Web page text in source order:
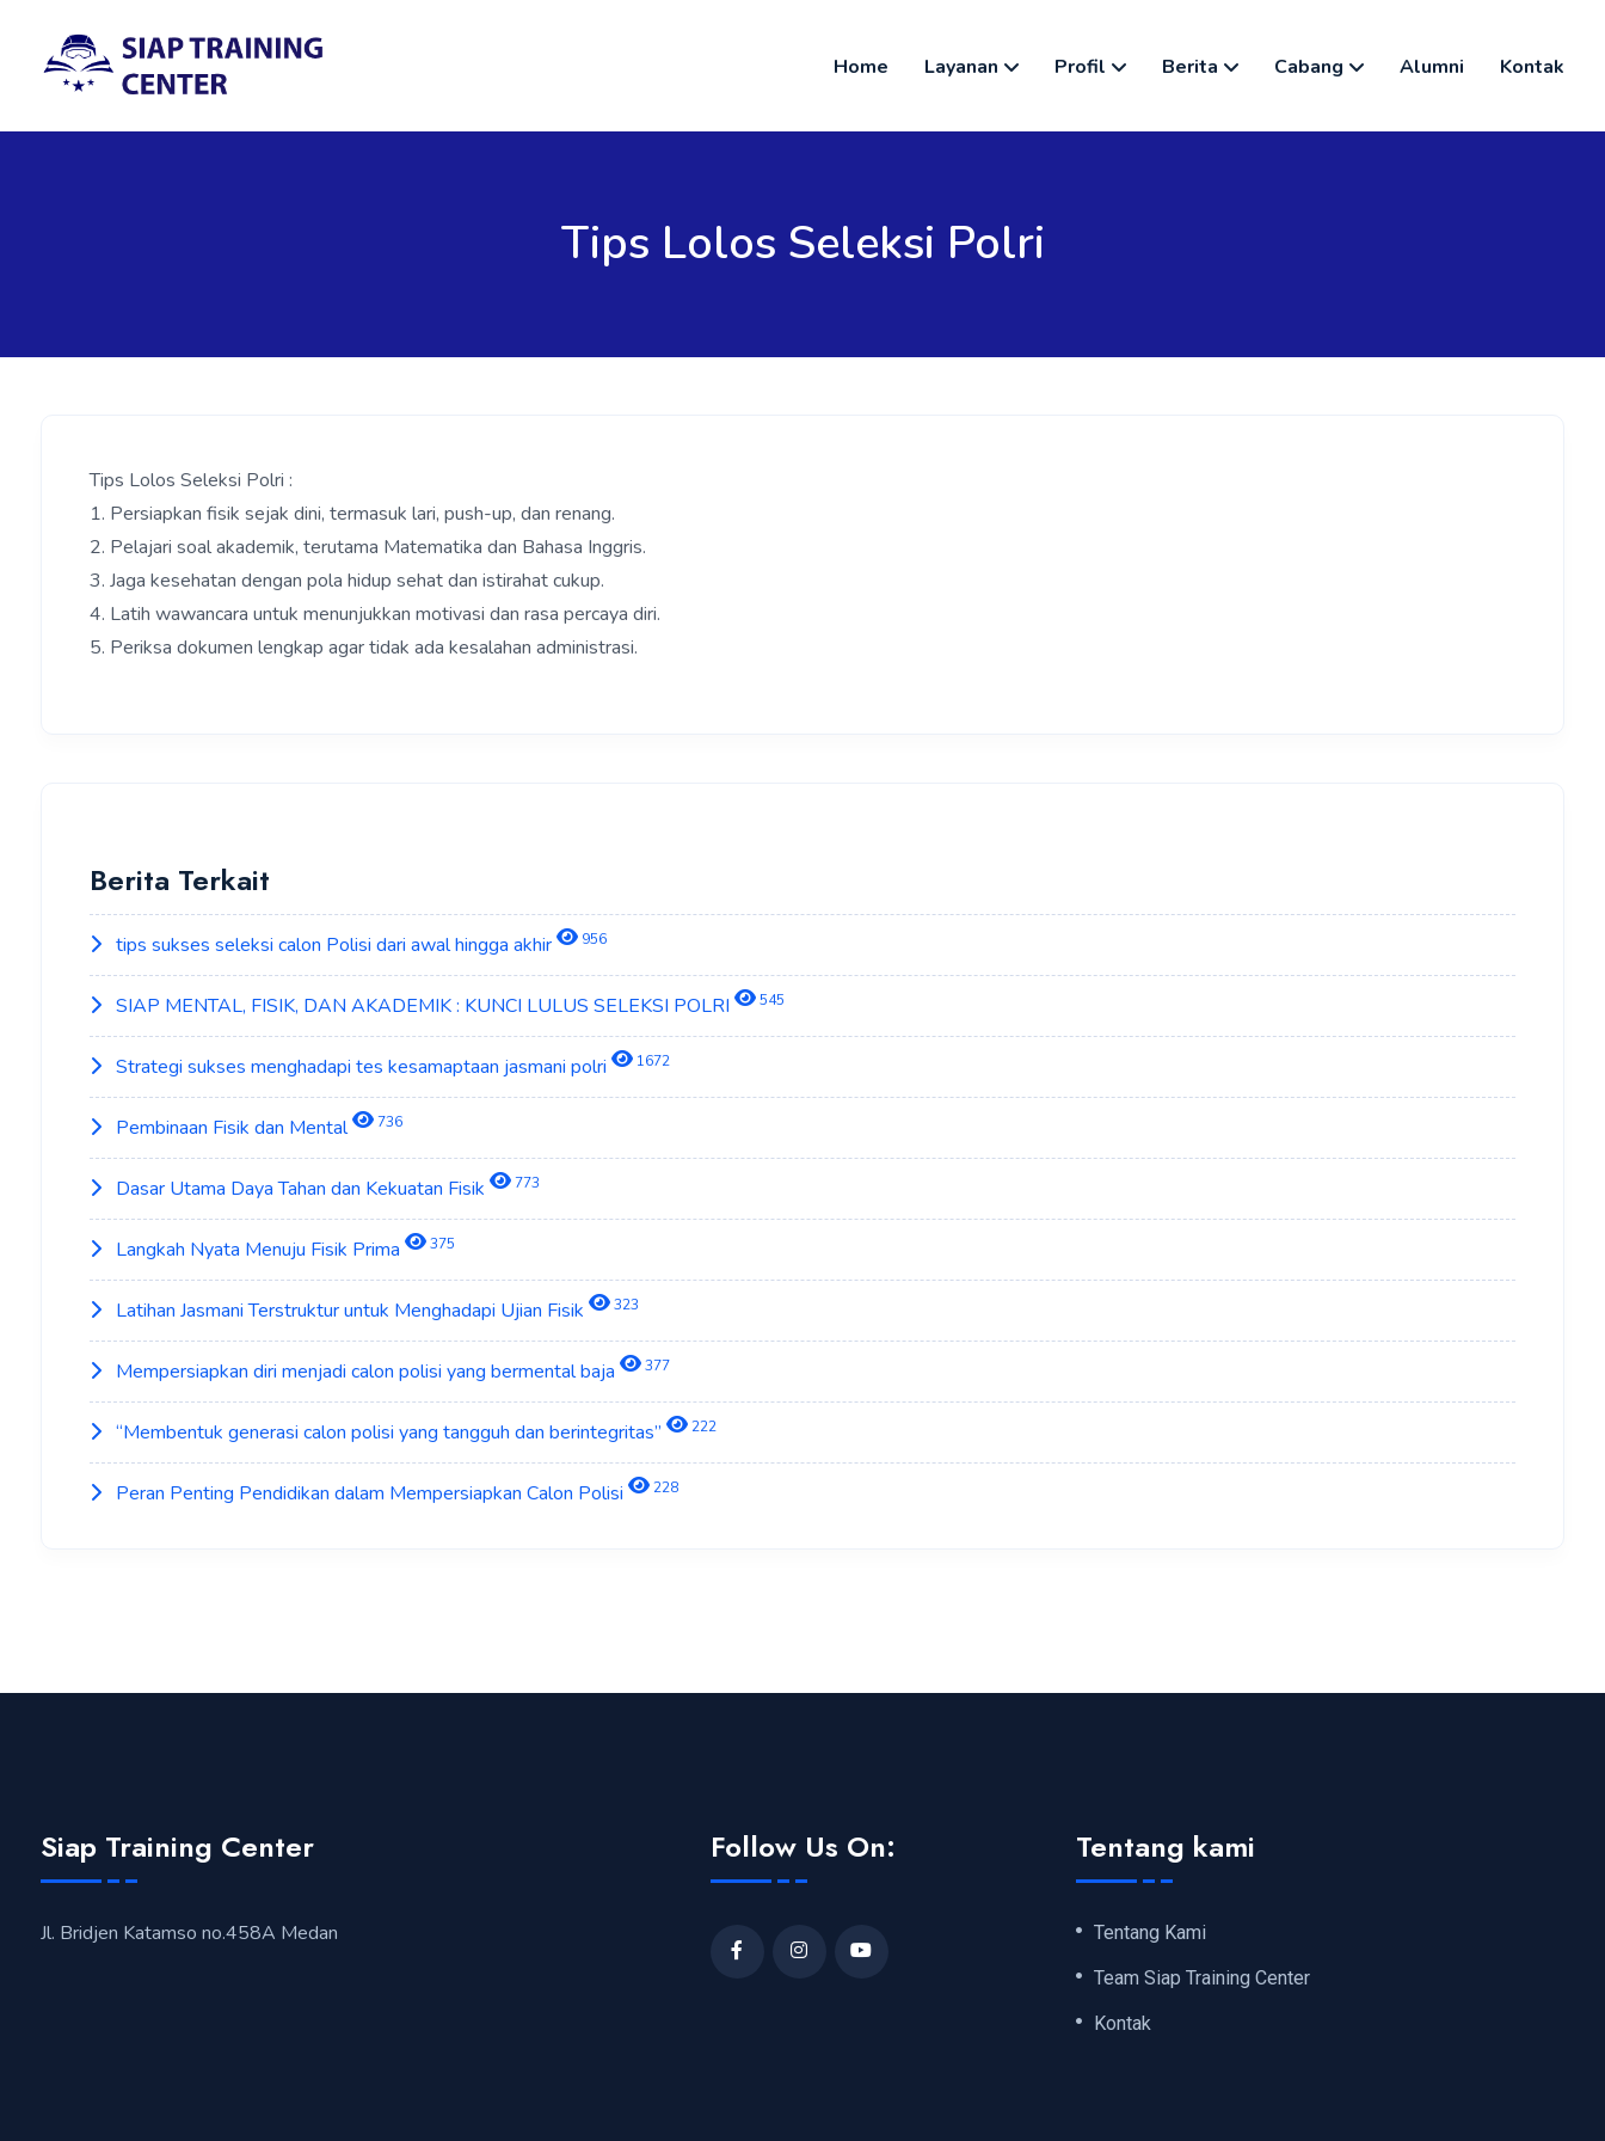
Home Layanan Profil Berita Cabang Alumni Kontak
Tips Lolos Seleksi Polri
Tips Lolos Seleksi Polri :
1. Persiapkan fisik sejak dini, termasuk lari, push-up, dan renang.
2. Pelajari soal akademik, terutama Matematika dan Bahasa Inggris.
3. Jaga kesehatan dengan pola hidup sehat dan istirahat cukup.
4. Latih wawancara untuk menunjukkan motivasi dan rasa percaya diri.
5. Periksa dokumen lengkap agar tidak ada kesalahan administrasi.
Berita Terkait
tips sukses seleksi calon Polisi dari awal hingga akhir 956
SIAP MENTAL, FISIK, DAN AKADEMIK : KUNCI LULUS SELEKSI POLRI 545
Strategi sukses menghadapi tes kesamaptaan jasmani polri 1672
Pembinaan Fisik dan Mental 736
Dasar Utama Daya Tahan dan Kekuatan Fisik 773
Langkah Nyata Menuju Fisik Prima 375
Latihan Jasmani Terstruktur untuk Menghadapi Ujian Fisik 323
Mempersiapkan diri menjadi calon polisi yang bermental baja 377
“Membentuk generasi calon polisi yang tangguh dan berintegritas” 222
Peran Penting Pendidikan dalam Mempersiapkan Calon Polisi 228
Siap Training Center
Jl. Bridjen Katamso no.458A Medan
Follow Us On: Tentang kami
Tentang Kami
Team Siap Training Center
Kontak